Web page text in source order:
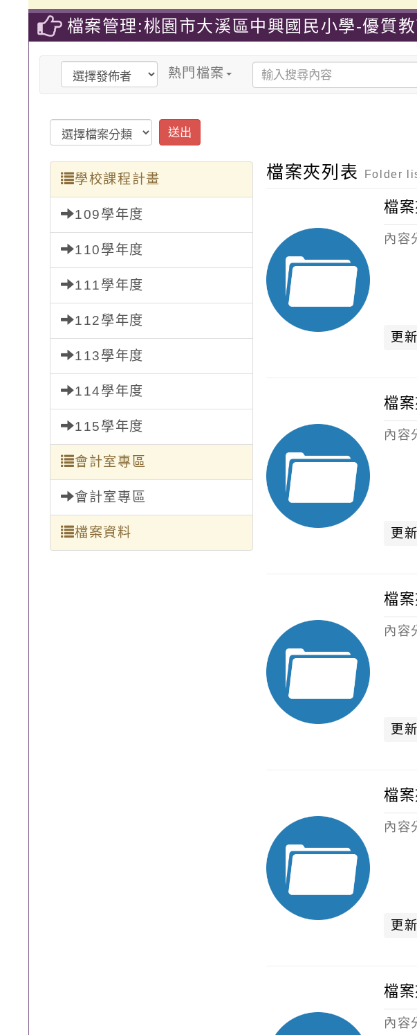
檔案管理:桃園市大溪區中興國民小學-優質
熱門檔案
送出
學校課程計畫
109學年度
110學年度
111學年度
112學年度
113學年度
114學年度
115學年度
會計室專區
會計室專區
檔案資料
檔案夾列表 Folder
檔案
內容
更
檔案
內容
更
檔案
內容
更
檔案
內容
更
檔案
內容